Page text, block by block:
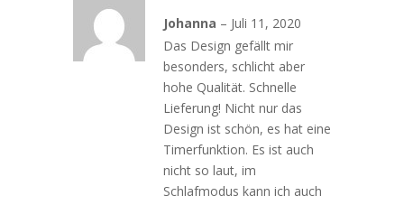
5von 5
Johanna – Juli 11, 2020
Das Design gefällt mir
besonders, schlicht aber
hohe Qualität. Schnelle
Lieferung! Nicht nur das
Design ist schön, es hat eine
Timerfunktion. Es ist auch
nicht so laut, im
Schlafmodus kann ich auch